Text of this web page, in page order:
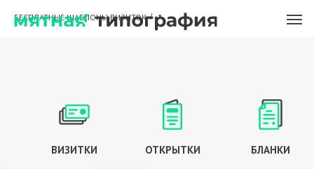
БЕСПЛАТНЫЕ ШАБЛОНЫ ВИЗИТОК / *
БЛАНКИ
ОТКРЫТКИ
ВИЗИТКИ